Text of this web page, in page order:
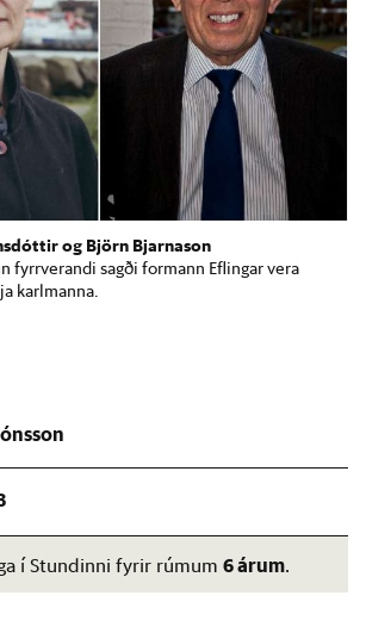
og Björn Bjarnason
fyrrverandi sagði formann Eflingar vera
karlmanna.
í Stundinni fyrir rúmum 6 árum.